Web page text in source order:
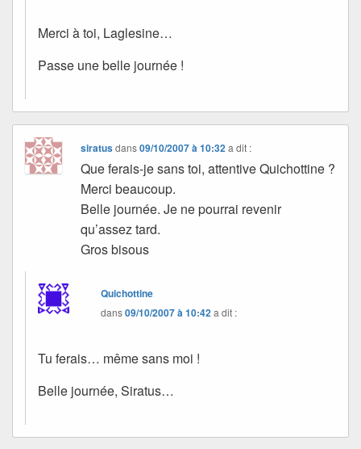
Merci à toi, Laglesine…
Passe une belle journée !
siratusdans09/10/2007 à 10:32 a dit :
Que ferais-je sans toi, attentive Quichottine ?
Merci beaucoup.
Belle journée. Je ne pourrai revenir
qu’assez tard.
Gros bisous
Quichottine
dans09/10/2007 à 10:42 a dit :
Tu ferais… même sans moi !
Belle journée, Siratus…